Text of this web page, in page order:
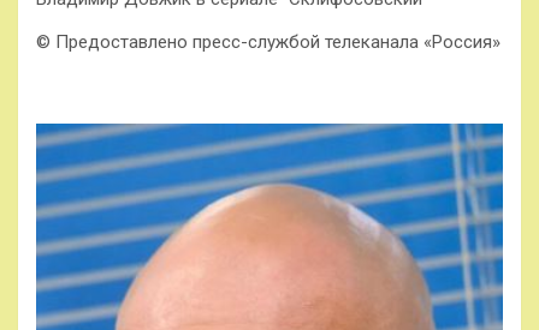
© Предоставлено пресс-службой телеканала «Россия»